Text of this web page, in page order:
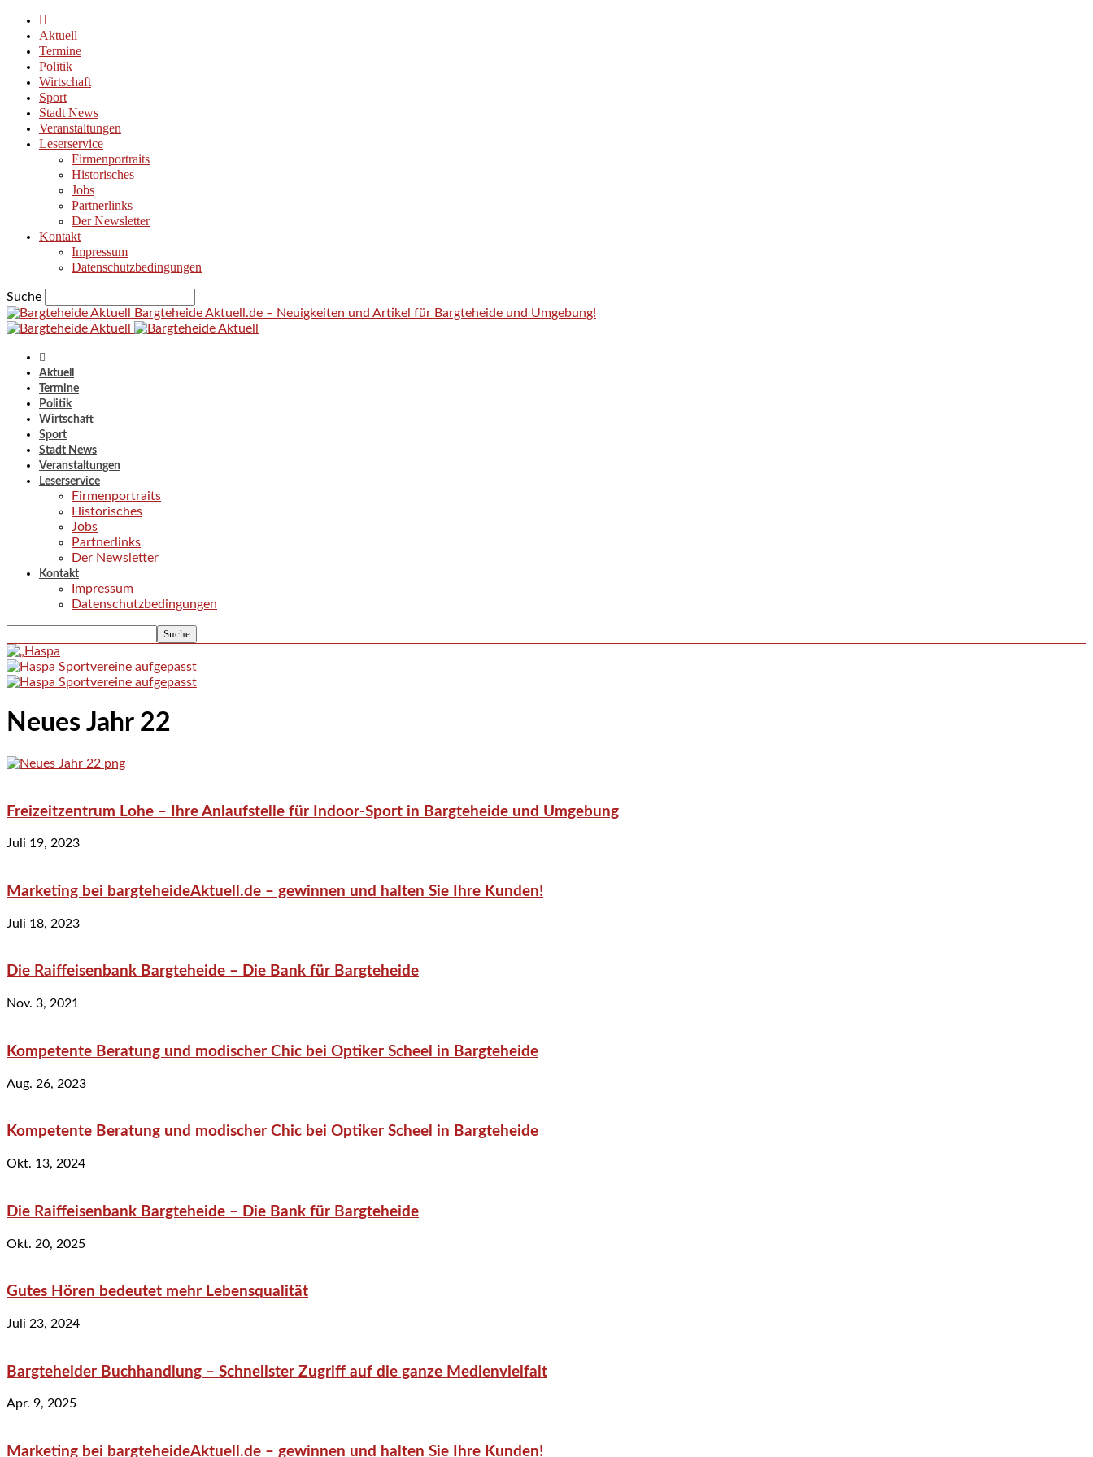
Aktuell
Termine
Politik
Wirtschaft
Sport
Stadt News
Veranstaltungen
Leserservice
Firmenportraits
Historisches
Jobs
Partnerlinks
Der Newsletter
Kontakt
Impressum
Datenschutzbedingungen
Suche
Bargteheide Aktuell.de – Neuigkeiten und Artikel für Bargteheide und Umgebung!
Aktuell
Termine
Politik
Wirtschaft
Sport
Stadt News
Veranstaltungen
Leserservice
Firmenportraits
Historisches
Jobs
Partnerlinks
Der Newsletter
Kontakt
Impressum
Datenschutzbedingungen
Neues Jahr 22
Freizeitzentrum Lohe – Ihre Anlaufstelle für Indoor-Sport in Bargteheide und Umgebung
Juli 19, 2023
Marketing bei bargteheideAktuell.de – gewinnen und halten Sie Ihre Kunden!
Juli 18, 2023
Die Raiffeisenbank Bargteheide – Die Bank für Bargteheide
Nov. 3, 2021
Kompetente Beratung und modischer Chic bei Optiker Scheel in Bargteheide
Aug. 26, 2023
Kompetente Beratung und modischer Chic bei Optiker Scheel in Bargteheide
Okt. 13, 2024
Die Raiffeisenbank Bargteheide – Die Bank für Bargteheide
Okt. 20, 2025
Gutes Hören bedeutet mehr Lebensqualität
Juli 23, 2024
Bargteheider Buchhandlung – Schnellster Zugriff auf die ganze Medienvielfalt
Apr. 9, 2025
Marketing bei bargteheideAktuell.de – gewinnen und halten Sie Ihre Kunden!